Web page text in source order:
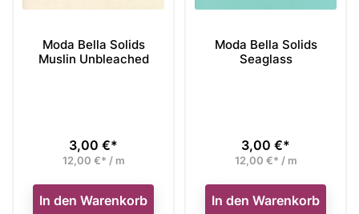
Moda Bella Solids
Muslin Unbleached
Preis
3,00 €*
12,00 €* / m
In den Warenkorb
Moda Bella Solids
Seaglass
Preis
3,00 €*
12,00 €* / m
In den Warenkorb